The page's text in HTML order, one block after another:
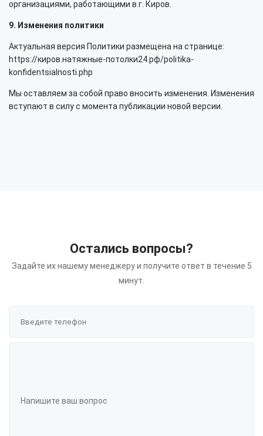
организациями, работающими в г. Киров.
9. Изменения политики
Актуальная версия Политики размещена на странице:
https://киров.натяжные-потолки24.рф/politika-
konfidentsialnosti.php
Мы оставляем за собой право вносить изменения. Изменения
вступают в силу с момента публикации новой версии.
Остались вопросы?
Задайте их нашему менеджеру и получите ответ в течение 5
минут.